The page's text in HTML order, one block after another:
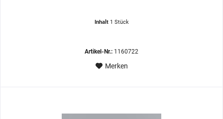
Inhalt 1 Stück
Artikel-Nr.: 1160722
Merken